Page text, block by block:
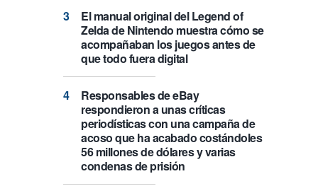
El manual original del Legend of
Zelda de Nintendo muestra cómo se
acompañaban los juegos antes de
que todo fuera digital
Responsables de eBay
respondieron a unas críticas
periodísticas con una campaña de
acoso que ha acabado costándoles
56 millones de dólares y varias
condenas de prisión